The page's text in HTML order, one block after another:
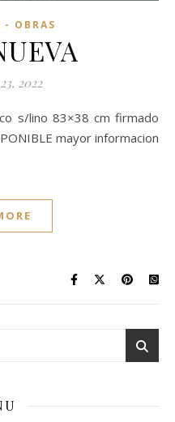
- OBRAS
2022
mayor informacion